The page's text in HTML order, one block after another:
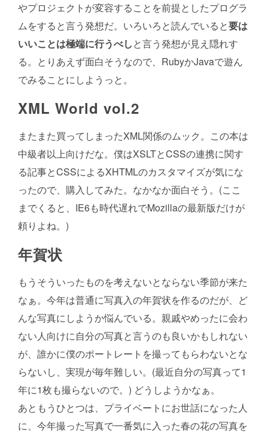
やプロジェクトが変容することを前提としたプログラ
ムをすると言う発想だ。いろいろと読んでいると要は
いいことは極端に行うべしと言う発想が見え隠れす
る。とりあえず面白そうなので、RubyかJavaで遊ん
でみることにしようっと。
XML World vol.2
またまた買ってしまったXML関係のムック。この本は
中級者以上向けだな。僕はXSLTとCSSの連携に関す
る記事とCSSによるXHTMLのカスタマイズが気にな
ったので、購入してみた。なかなか面白そう。(ここ
までくると、IE6も時代遅れでMozillaの最新版だけが
頼りよね。)
年賀状
もうそういったものを考えないとならない季節が来た
なぁ。今年は普通に写真入の年賀状を作るのだが、ど
んな写真にしようか悩んでいる。親戚やめったに会わ
ない人向けに自分の写真と言うのも良いかもしれない
が、誰かに僕のポートレートを撮ってもらわないとな
らないし、実現が毎年難しい。(最近自分の写真って1
年に1枚も撮らないので。) どうしようかなぁ。
あともうひとつは、プライベートにお世話になった人
に、今年撮った写真で一番気に入った春の花の写真を